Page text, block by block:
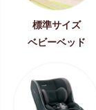
標準サイズ
ベビーベッド